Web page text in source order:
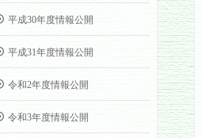
平成30年度情報公開
平成31年度情報公開
令和2年度情報公開
令和3年度情報公開